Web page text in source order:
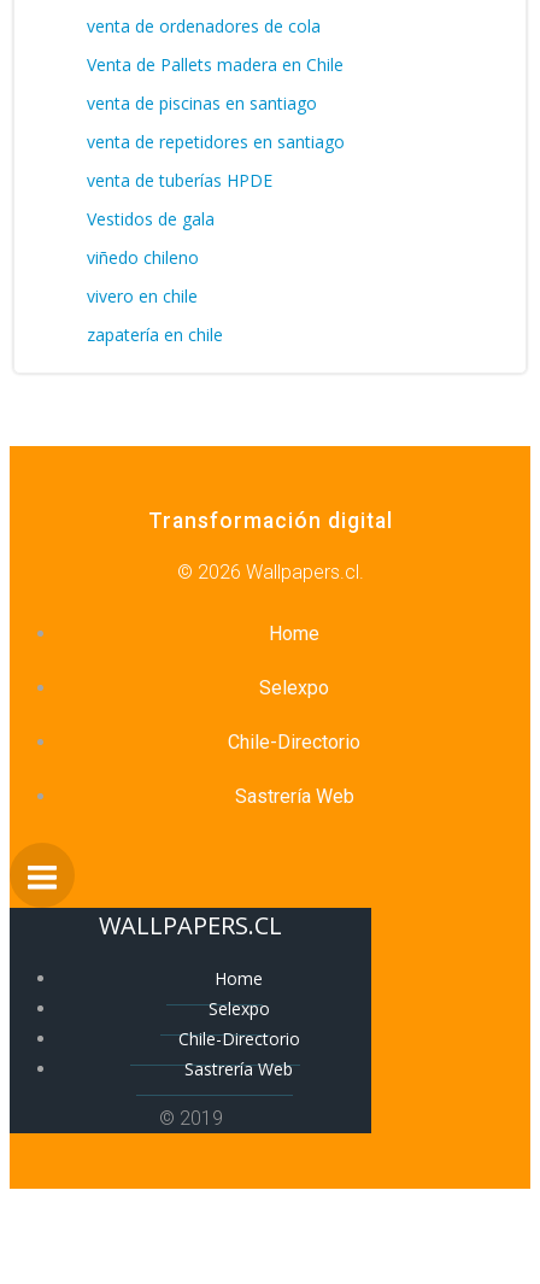
venta de ordenadores de cola
Venta de Pallets madera en Chile
venta de piscinas en santiago
venta de repetidores en santiago
venta de tuberías HPDE
Vestidos de gala
viñedo chileno
vivero en chile
zapatería en chile
Transformación digital
© 2026 Wallpapers.cl.
Home
Selexpo
Chile-Directorio
Sastrería Web
WALLPAPERS.CL
Home
Selexpo
Chile-Directorio
Sastrería Web
© 2019